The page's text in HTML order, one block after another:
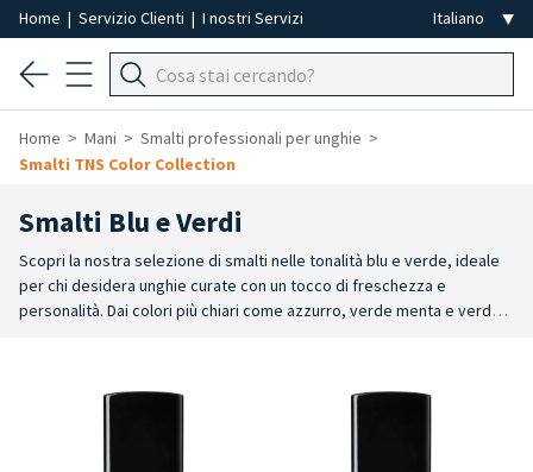
Home | Servizio Clienti | I nostri Servizi
Home Mani
Smalti professionali per unghie
Smalti TNS Color Collection
Smalti Blu e Verdi
Scopri la nostra selezione di smalti nelle tonalità blu e verde, ideale
per chi desidera unghie curate con un tocco di freschezza e
personalità. Dai colori più chiari come azzurro, verde menta e verde
brillante e curato.
Le tonalità più delicate, come azzurro e verde